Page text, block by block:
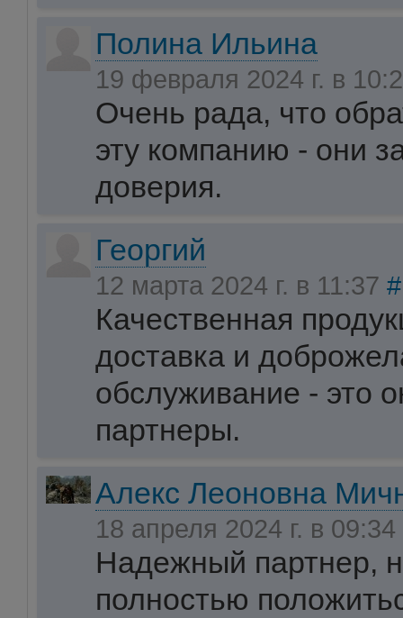
Полина Ильина
19 февраля 2024 г. в
Очень рада, что
эту компанию - они
доверия.
Георгий
12 марта 2024 г. в 11:37 #
Качественная
доставка и
обслуживание - это
партнеры.
Алекс Леоновна
18 апреля 2024 г. в 09:34
Надежный партнер,
полностью